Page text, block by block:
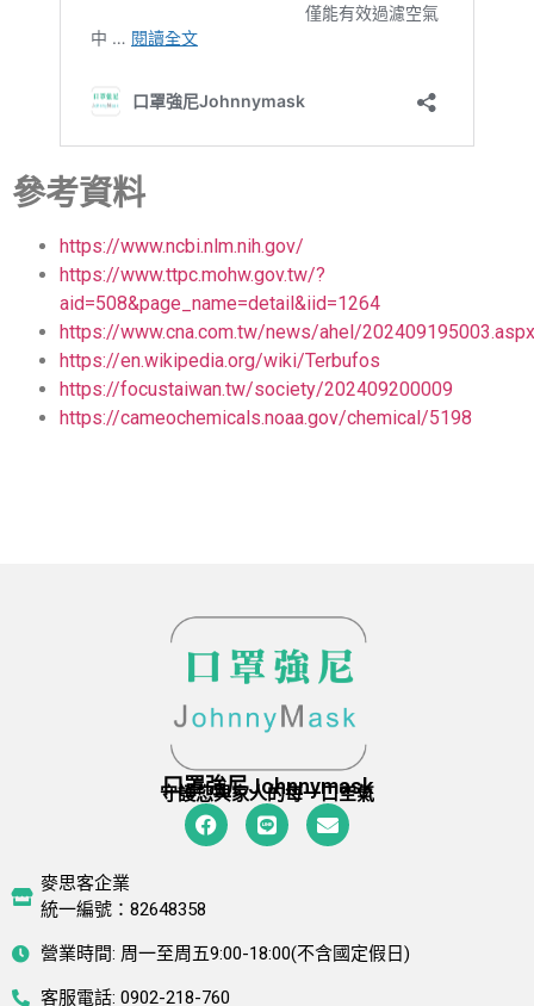
參考資料
https://www.ncbi.nlm.nih.gov/
https://www.ttpc.mohw.gov.tw/?
aid=508&page_name=detail&iid=1264
https://www.cna.com.tw/news/ahel/202409195003.aspx
https://en.wikipedia.org/wiki/Terbufos
https://focustaiwan.tw/society/202409200009
https://cameochemicals.noaa.gov/chemical/5198
口罩強尼Johnnymask
守護您與家人的每一口空氣
麥思客企業
統一編號：82648358
營業時間: 周一至周五9:00-18:00(不含國定假日)
客服電話: 0902-218-760